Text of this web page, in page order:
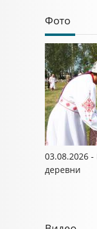
Фото
03.08.2026
деревни